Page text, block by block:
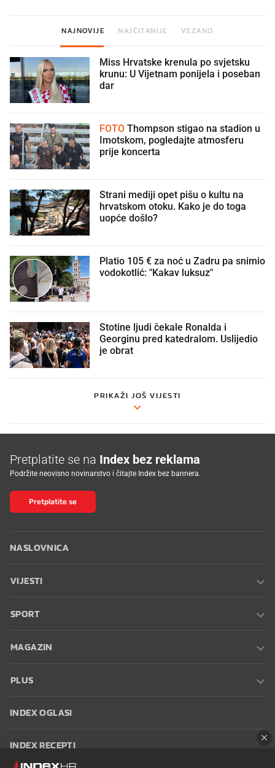
NAJNOVIJE NAJČITANIJE VEZANO
Miss Hrvatske krenula po svjetsku
krunu: U Vijetnam ponijela i poseban
dar
FOTO
Imotskom, pogledajte atmosferu
prije koncerta
Strani mediji opet pišu o kultu na
hrvatskom otoku. Kako je do toga
uopće došlo?
Platio 105 € za noć u Zadru pa snimio
vodokotlić: "Kakav luksuz"
Stotine ljudi čekale Ronalda i
Georginu pred katedralom. Uslijedio
je obrat
PRIKAŽI JOŠ VIJESTI
Pretplatite se na Index bez reklama
Podržite neovisno novinarstvo i čitajte Index bez bannera.
Pretplatite se
NASLOVNICA
VIJESTI
SPORT
MAGAZIN
PLUS
INDEX OGLASI
INDEX RECEPTI